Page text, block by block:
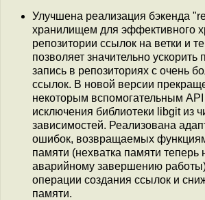
Улучшена реализация бэкенда
хранилищем для эффективного
репозитории ссылок на ветки и
позволяет значительно ускорить
запись в репозиториях с очень
ссылок. В новой версии
некоторым вспомогательным
исключения библиотеки libgit из
зависимостей. Реализована
ошибок, возвращаемых
памяти (нехватка памяти теперь
аварийному завершению
операции создания ссылок и
памяти.